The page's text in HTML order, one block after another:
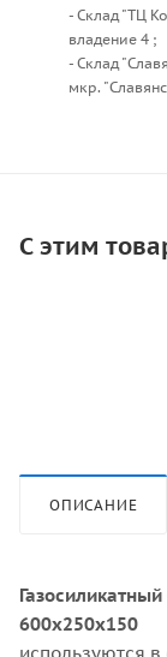
- Склад "ТЦ
владение 4 ;
- Склад
мкр.
С этим
ОПИСАНИЕ
600х250х150